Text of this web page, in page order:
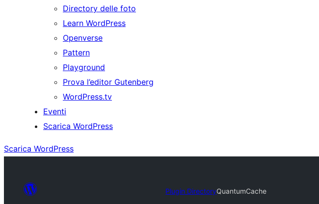
Directory delle foto
Learn WordPress
Openverse
Pattern
Playground
Prova l’editor Gutenberg
WordPress.tv
Eventi
Scarica WordPress
Scarica WordPress
Plugin DirectoryQuantumCache